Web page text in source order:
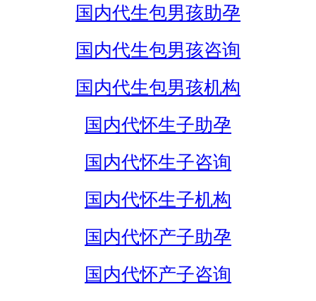
国内代生包男孩助孕
国内代生包男孩咨询
国内代生包男孩机构
国内代怀生子助孕
国内代怀生子咨询
国内代怀生子机构
国内代怀产子助孕
国内代怀产子咨询